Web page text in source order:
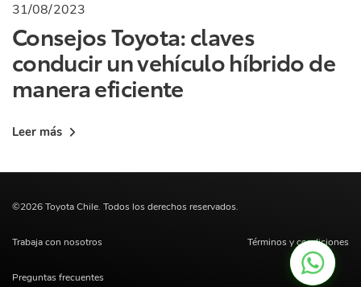
31/08/2023
Consejos Toyota: claves
conducir un vehículo híbrido de
manera eficiente
Leer más
©2026 Toyota Chile. Todos los derechos reservados.
Trabaja con nosotros Términos y condiciones
Preguntas frecuentes